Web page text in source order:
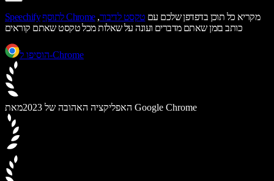
Speechify לתוסף Chrome מקריא כל תוכן בדפדפן שלכם עם טקסט לדיבור,
כותב בזמן שאתם מדברים ועונה על שאלות מכל טקסט שאתם קוראים
הוסיפו ל-Chrome
האפליקציה האהובה של 2023 מאת Google Chrome